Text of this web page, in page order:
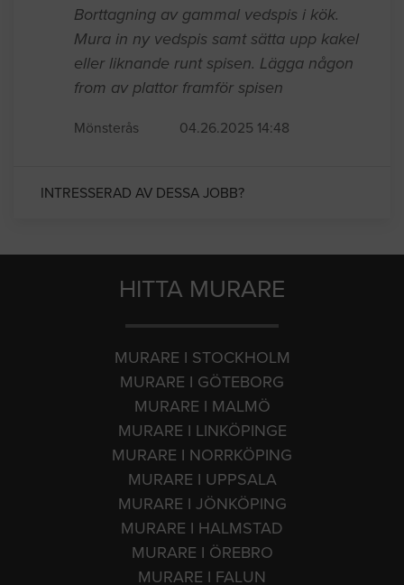
Borttagning av gammal vedspis i kök.
Mura in ny vedspis samt sätta upp kakel
eller liknande runt spisen. Lägga någon
from av plattor framför spisen
Mönsterås 04.26.2025 14:48
INTRESSERAD AV DESSA JOBB?
HITTA MURARE
MURARE I STOCKHOLM
MURARE I GÖTEBORG
MURARE I MALMÖ
MURARE I LINKÖPINGE
MURARE I NORRKÖPING
MURARE I UPPSALA
MURARE I JÖNKÖPING
MURARE I HALMSTAD
MURARE I ÖREBRO
MURARE I FALUN